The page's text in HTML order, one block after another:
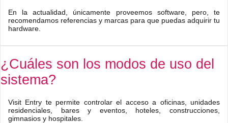
En la actualidad, únicamente proveemos software, pero, te
recomendamos referencias y marcas para que puedas adquirir tu
hardware.
¿Cuáles son los modos de uso del
sistema?
Visit Entry te permite controlar el acceso a oficinas, unidades
residenciales, bares y eventos, hoteles, construcciones,
gimnasios y hospitales.